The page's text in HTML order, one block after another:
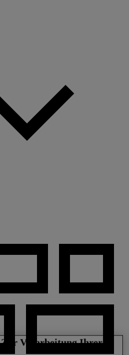
Zur Verarbeitung Ihrer